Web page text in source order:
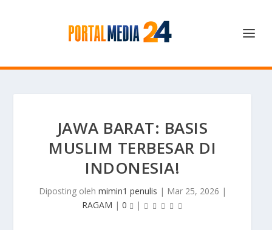
JAWA BARAT: BASIS
MUSLIM TERBESAR DI
INDONESIA!
Diposting oleh mimin1 penulis | Mar 25, 2026 |
RAGAM | 0 |